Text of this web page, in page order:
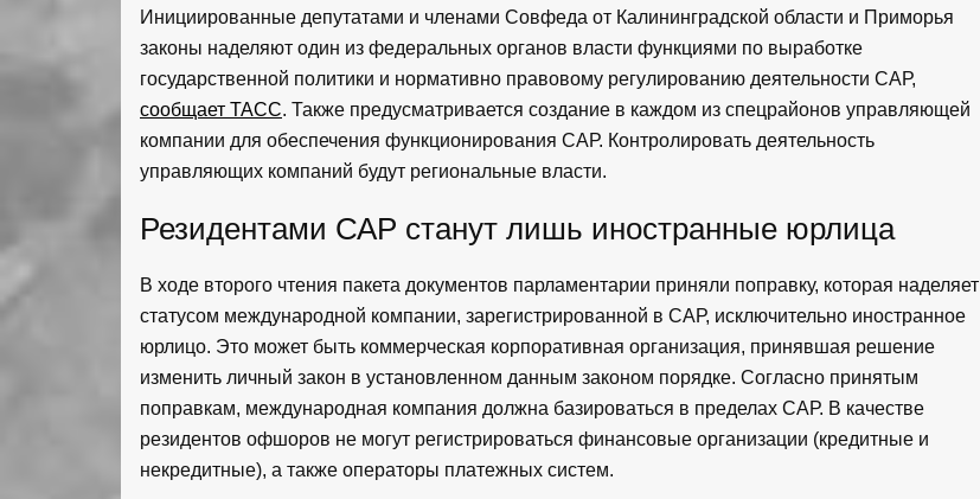
Инициированные депутатами и членами Совфеда от Калининградской области и Приморья
законы наделяют один из федеральных органов власти функциями по выработке
государственной политики и нормативно правовому регулированию деятельности САР,
сообщает ТАСС. Также предусматривается создание в каждом из спецрайонов управляющей
компании для обеспечения функционирования САР. Контролировать деятельность
управляющих компаний будут региональные власти.
Резидентами САР станут лишь иностранные юрлица
В ходе второго чтения пакета документов парламентарии приняли поправку, которая наделяет
статусом международной компании, зарегистрированной в САР, исключительно иностранное
юрлицо. Это может быть коммерческая корпоративная организация, принявшая решение
изменить личный закон в установленном данным законом порядке. Согласно принятым
поправкам, международная компания должна базироваться в пределах САР. В качестве
резидентов офшоров не могут регистрироваться финансовые организации (кредитные и
некредитные), а также операторы платежных систем.